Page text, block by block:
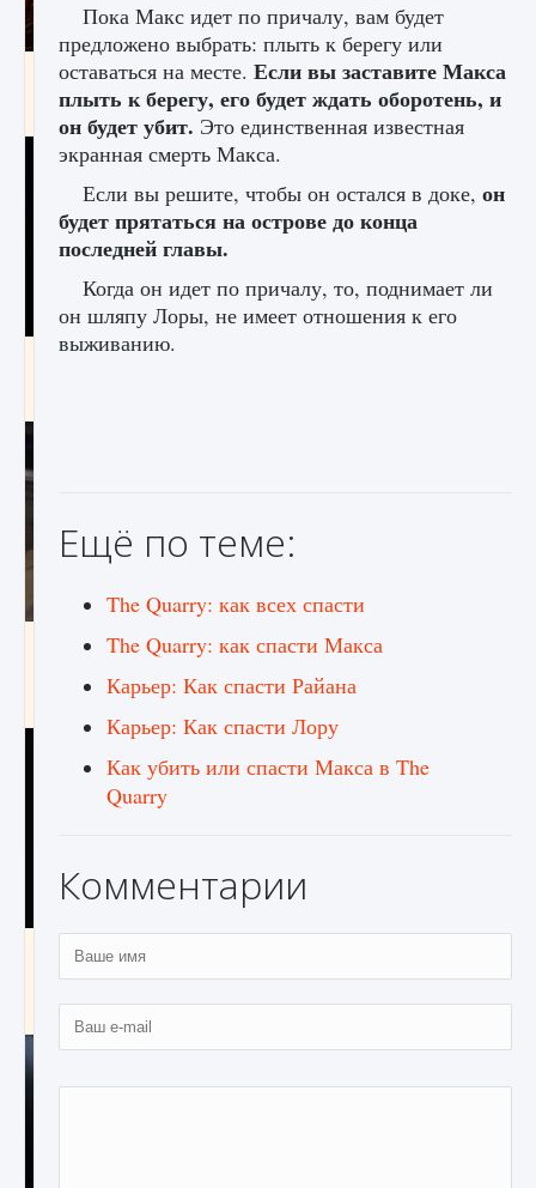
Как найти Гробницу Изгоев в Diablo 4
9 августа 2024 1 337 0 0
Как получить Thunder Egg в Stardew Valley
Как исправить неработающие награды For
9 августа 2024
Как разблокировать чертеж счастливого
9 августа 2024 1 151 0 0
Пока Макс идет по причалу, вам будет
предложено выбрать: плыть к берегу или
оставаться на месте. Если вы заставите Макса
плыть к берегу, его будет ждать оборотень, и
он будет убит. Это единственная известная
экранная смерть Макса.
Если вы решите, чтобы он остался в доке, он
будет прятаться на острове до конца
последней главы.
Когда он идет по причалу, то, поднимает ли
он шляпу Лоры, не имеет отношения к его
выживанию.
Ещё по теме:
The Quarry: как всех спасти
The Quarry: как спасти Макса
Карьер: Как спасти Райана
Карьер: Как спасти Лору
Как убить или спасти Макса в The
Quarry
Комментарии